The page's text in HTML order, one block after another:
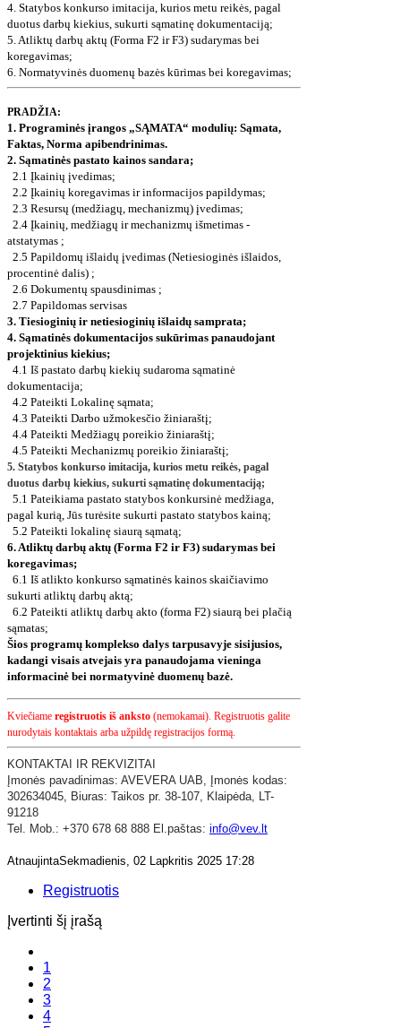
4. Statybos konkurso imitacija, kurios metu reikės, pagal
duotus darbų kiekius, sukurti sąmatinę dokumentaciją;
5. Atliktų darbų aktų (Forma F2 ir F3) sudarymas bei
koregavimas;
6. Normatyvinės duomenų bazės kūrimas bei koregavimas;
PRADŽIA:
1. Programinės įrangos „SĄMATA“ modulių: Sąmata,
Faktas, Norma apibendrinimas.
2. Sąmatinės pastato kainos sandara;
2.1 Įkainių įvedimas;
2.2 Įkainių koregavimas ir informacijos papildymas;
2.3 Resursų (medžiagų, mechanizmų) įvedimas;
2.4 Įkainių, medžiagų ir mechanizmų išmetimas -
atstatymas ;
2.5 Papildomų išlaidų įvedimas (Netiesioginės išlaidos,
procentinė dalis) ;
2.6 Dokumentų spausdinimas ;
2.7 Papildomas servisas
3. Tiesioginių ir netiesioginių išlaidų samprata;
4. Sąmatinės dokumentacijos sukūrimas panaudojant
projektinius kiekius;
4.1 Iš pastato darbų kiekių sudaroma sąmatinė
dokumentacija;
4.2 Pateikti Lokalinę sąmata;
4.3 Pateikti Darbo užmokesčio žiniaraštį;
4.4 Pateikti Medžiagų poreikio žiniaraštį;
4.5 Pateikti Mechanizmų poreikio žiniaraštį;
5. Statybos konkurso imitacija, kurios metu reikės, pagal
duotus darbų kiekius, sukurti sąmatinę dokumentaciją;
5.1 Pateikiama pastato statybos konkursinė medžiaga,
pagal kurią, Jūs turėsite sukurti pastato statybos kainą;
5.2 Pateikti lokalinę siaurą sąmatą;
6. Atliktų darbų aktų (Forma F2 ir F3) sudarymas bei
koregavimas;
6.1 Iš atlikto konkurso sąmatinės kainos skaičiavimo
sukurti atliktų darbų aktą;
6.2 Pateikti atliktų darbų akto (forma F2) siaurą bei plačią
sąmatas;
Šios programų komplekso dalys tarpusavyje sisijusios,
kadangi visais atvejais yra panaudojama vieninga
informacinė bei normatyvinė duomenų bazė.
Kviečiame registruotis iš anksto (nemokamai). Registruotis galite
nurodytais kontaktais arba užpildę registracijos formą.
KONTAKTAI IR REKVIZITAI
​Įmonės pavadinimas: AVEVERA UAB, Įmonės kodas:
302634045, Biuras: Taikos pr. 38-107, Klaipėda, LT-
91218
Tel. Mob.: +370 678 68 888 El.paštas: info@vev.lt
AtnaujintaSekmadienis, 02 Lapkritis 2025 17:28
Registruotis
Įvertinti šį įrašą
1
2
3
4